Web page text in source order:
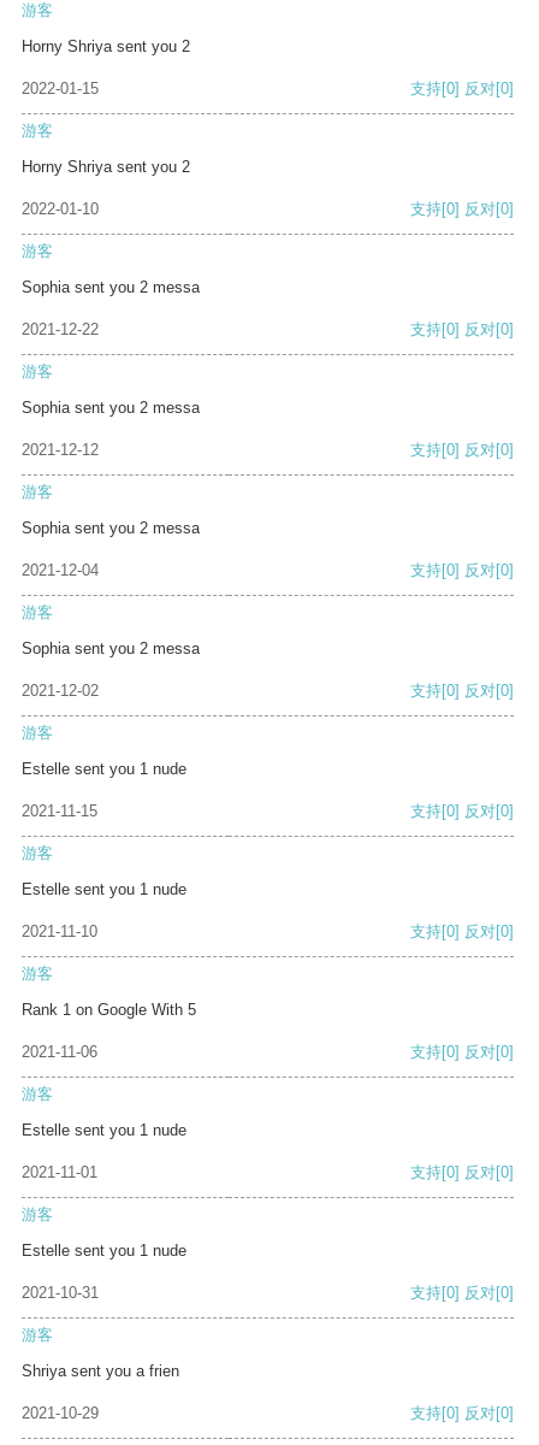
游客
Horny Shriya sent you 2
2022-01-15 支持[0] 反对[0]
游客
Horny Shriya sent you 2
2022-01-10 支持[0] 反对[0]
游客
Sophia sent you 2 messa
2021-12-22 支持[0] 反对[0]
游客
Sophia sent you 2 messa
2021-12-12 支持[0] 反对[0]
游客
Sophia sent you 2 messa
2021-12-04 支持[0] 反对[0]
游客
Sophia sent you 2 messa
2021-12-02 支持[0] 反对[0]
游客
Estelle sent you 1 nude
2021-11-15 支持[0] 反对[0]
游客
Estelle sent you 1 nude
2021-11-10 支持[0] 反对[0]
游客
Rank 1 on Google With 5
2021-11-06 支持[0] 反对[0]
游客
Estelle sent you 1 nude
2021-11-01 支持[0] 反对[0]
游客
Estelle sent you 1 nude
2021-10-31 支持[0] 反对[0]
游客
Shriya sent you a frien
2021-10-29 支持[0] 反对[0]